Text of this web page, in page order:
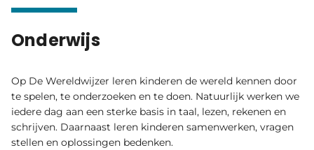
info.ikcdewereldwijzer@wijzer.nu
Wijzer.nu
Onderwijs
Op De Wereldwijzer leren kinderen de wereld kennen door
te spelen, te onderzoeken en te doen. Natuurlijk werken we
iedere dag aan een sterke basis in taal, lezen, rekenen en
schrijven. Daarnaast leren kinderen samenwerken, vragen
stellen en oplossingen bedenken.